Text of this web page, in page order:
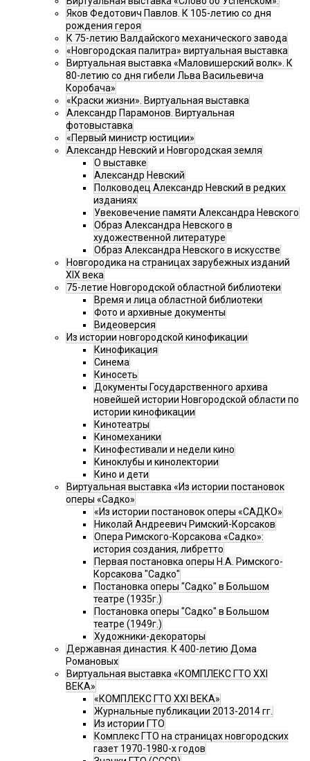
Яков Федотович Павлов. К 105-летию со дня
рождения героя
К 75-летию Валдайского механического завода
«Новгородская палитра» виртуальная выставка
Виртуальная выставка «Маловишерский волк». К
80-летию со дня гибели Льва Васильевича
Коробача»
«Краски жизни». Виртуальная выставка
Александр Парамонов. Виртуальная
фотовыставка
«Первый министр юстиции»
Александр Невский и Новгородская земля
О выставке
Александр Невский
Полководец Александр Невский в редких
изданиях
Увековечение памяти Александра Невского
Образ Александра Невского в
художественной литературе
Образ Александра Невского в искусстве
Новгородика на страницах зарубежных изданий
XIX века
75-летие Новгородской областной библиотеки
Время и лица областной библиотеки
Фото и архивные документы
Видеоверсия
Из истории новгородской кинофикации
Кинофикация
Синема
Киносеть
Документы Государственного архива
новейшей истории Новгородской области по
истории кинофикации
Кинотеатры
Киномеханики
Кинофестивали и недели кино
Киноклубы и кинолектории
Кино и дети
Виртуальная выставка «Из истории постановок
оперы «Садко»
«Из истории постановок оперы «САДКО»
Николай Андреевич Римский-Корсаков
Опера Римского-Корсакова «Садко»:
история создания, либретто
Первая постановка оперы Н.А. Римского-
Корсакова "Садко"
Постановка оперы "Садко" в Большом
театре (1935г.)
Постановка оперы "Садко" в Большом
театре (1949г.)
Художники-декораторы
Державная династия. К 400-летию Дома
Романовых
Виртуальная выставка «КОМПЛЕКС ГТО XXI
ВЕКА»
«КОМПЛЕКС ГТО XXI ВЕКА»
Журнальные публикации 2013-2014 гг.
Из истории ГТО
Комплекс ГТО на страницах новгородских
газет 1970-1980-х годов